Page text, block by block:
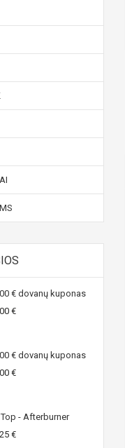
€ dovanų kuponas
€
€ dovanų kuponas
€
- Afterburner
€